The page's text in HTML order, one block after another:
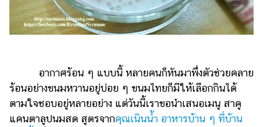
บันเทิง
เกาหลี
ดูด
วง
อากาศร้อน ๆ แบบนี้ หลายคนก็หันมาพึ่งตัวช่วยคลาย
ร้อนอย่างขนมหวานอยู่บ่อย ๆ ขนมไทยก็มีให้เลือกกินได้
ตามใจชอบอยู่หลายอย่าง แต่วันนี้เราขอนำเสนอเมนู สาคู
แคนตาลูปนมสด สูตรจากคุณเนินน้ำ อาหารบ้าน ๆ ที่บ้าน